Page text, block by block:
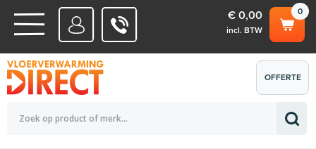
WATERSYSTEMEN
ELEKTRISCHE SYSTEMEN
0
€ 0,00
incl. BTW
Totaalbedrag (incl. BTW) € 0,00
OFFERTE
AANVRAGEN